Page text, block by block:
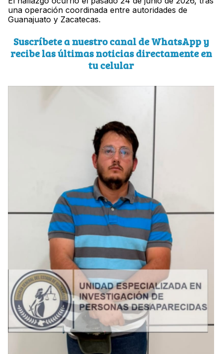
una operación coordinada entre autoridades de
Guanajuato y Zacatecas.
Suscríbete a nuestro canal de WhatsApp y
recibe las últimas noticias directamente en
tu celular